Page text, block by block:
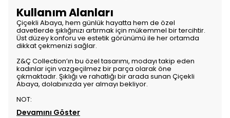
Kullanım Alanları
Çiçekli Abaya, hem günlük hayatta hem de özel
davetlerde şıklığınızı artırmak için mükemmel bir tercihtir.
Üst düzey konforu ve estetik görünümü ile her ortamda
dikkat çekmenizi sağlar.
Z&Ç Collection’ın bu özel tasarımı, modayı takip eden
kadınlar için vazgeçilmez bir parça olarak öne
çıkmaktadır. Şıklığı ve rahatlığı bir arada sunan Çiçekli
Abaya, dolabınızda yer almayı bekliyor.
NOT:
Devamını Göster